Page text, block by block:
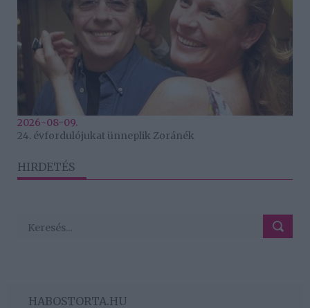
2026-08-09.
24. évfordulójukat ünneplik Zoránék
HIRDETÉS
HABOSTORTA.HU